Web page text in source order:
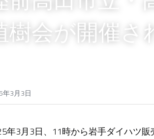
樹会が開催さ
年3月3日
年3月3日、11時から岩手ダイハツ